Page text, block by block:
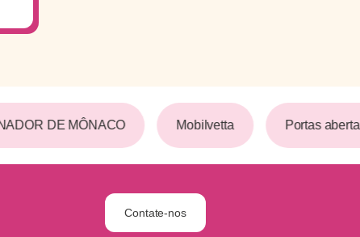
DE MÔNACO Mobilvetta Portas
Contate-nos